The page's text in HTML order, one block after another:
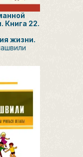
Книга 22.
жизни.